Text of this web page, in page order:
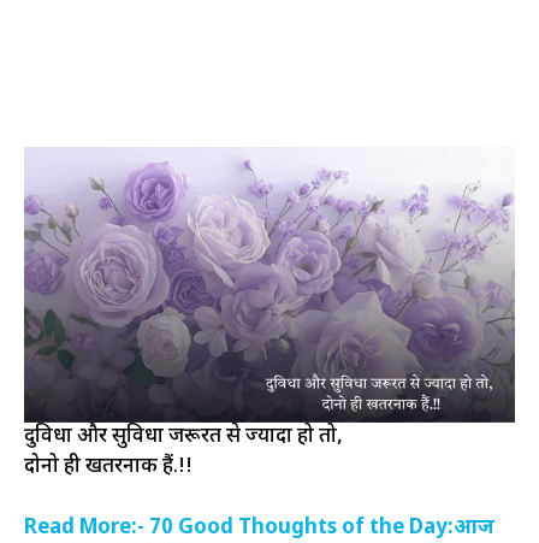
दुविधा और सुविधा जरूरत से ज्यादा हो तो,
दोनो ही खतरनाक हैं.!!
Read More:- 70 Good Thoughts of the Day:आज